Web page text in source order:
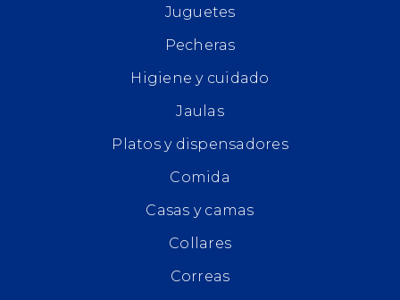
Juguetes
Pecheras
Higiene y cuidado
Jaulas
Platos y dispensadores
Comida
Casas y camas
Collares
Correas